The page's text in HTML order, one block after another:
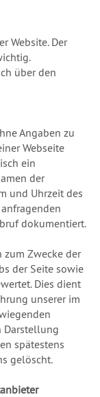
Website. Der
über den
Angaben zu
Webseite
ein
der
und Uhrzeit des
dokumentiert.
Zwecke der
der Seite sowie
Dies dient
unserer im
Darstellung
spätestens
gelöscht.